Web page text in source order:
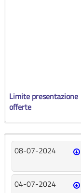
Limite presentazione
offerte
08-07-2024
04-07-2024